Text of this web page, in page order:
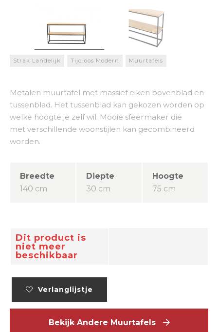
Strak Landelijk Tijdloos Modern Muurtafels
Metalen muurtafel met massief eiken bovenblad en
tussenblad. Het tussenblad kan gekozen worden op
welke hoogte je zelf wil. Mooie sfeermaker die
met verschillende woonstijlen kan gecombineerd
worden.
Breedte
140 cm
Diepte
30 cm
Hoogte
75 cm
Dit product is
niet meer
beschikbaar
Verlanglijstje
Bekijk Andere Muurtafels